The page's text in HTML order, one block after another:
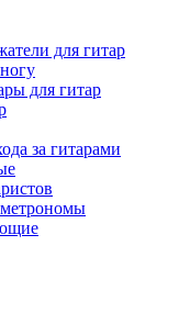
для гитар
для гитар
за гитарами